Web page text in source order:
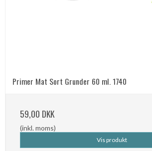
Primer Mat Sort Grunder 60 ml. 1740
59,00 DKK
(inkl. moms)
Vis produkt